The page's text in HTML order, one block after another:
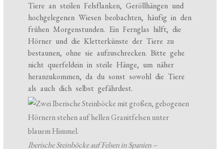
Tiere an steilen Felsflanken, Geröllhängen und
hochgelegenen Wiesen beobachten, häufig in den
frühen Morgenstunden. Ein Fernglas hilft, die
Hörner und die Kletterkünste der Tiere zu
bestaunen, ohne sie aufzuschrecken. Bitte gehe
nicht querfeldein in steile Hänge, um näher
heranzukommen, da du sonst sowohl die Tiere
als auch dich selbst gefährdest.
Iberische Steinböcke auf Felsen in Spanien –